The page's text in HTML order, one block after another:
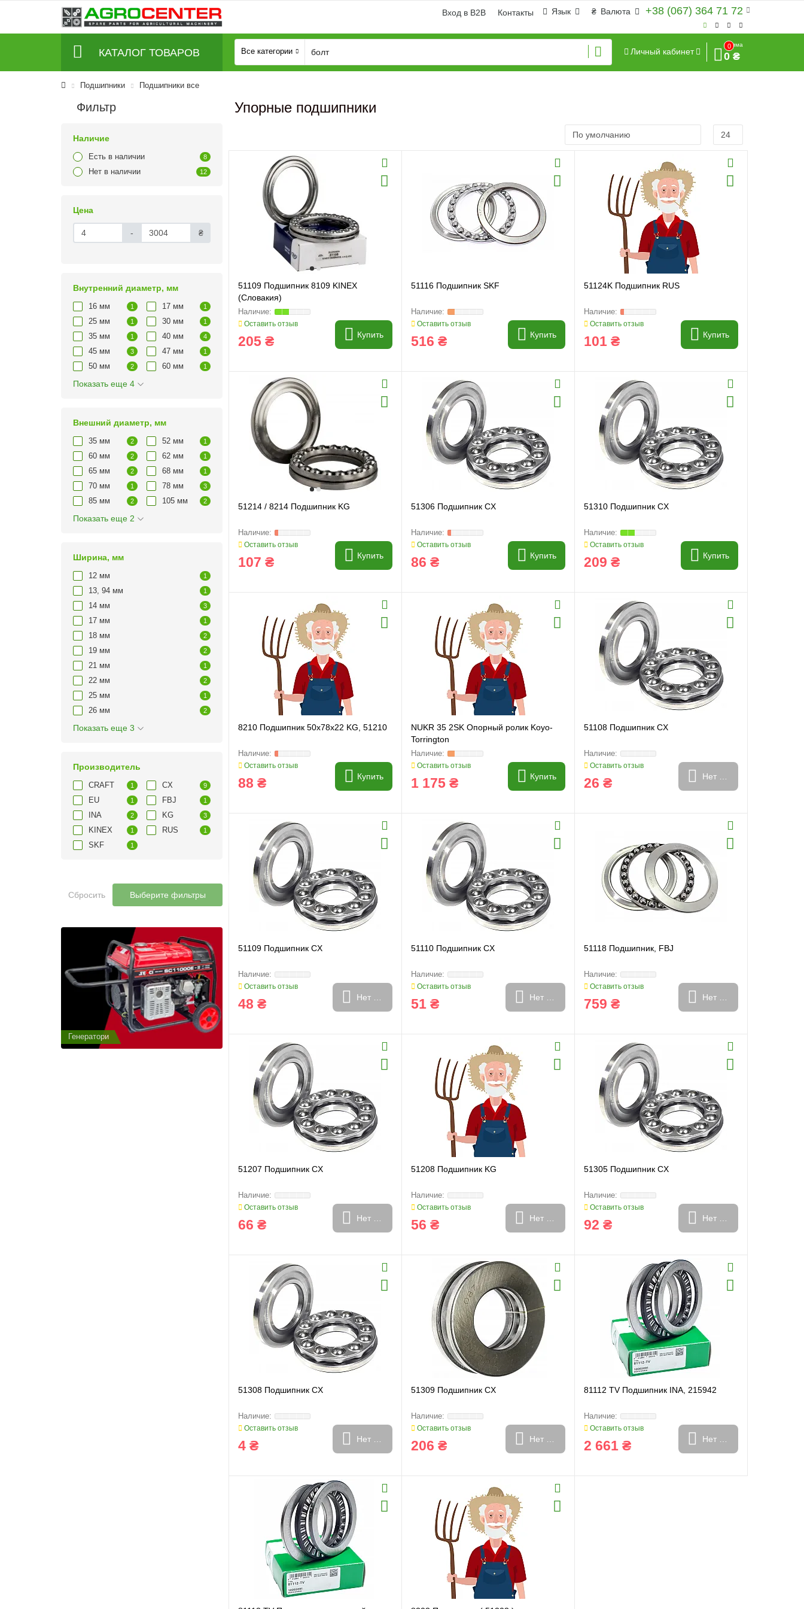
+38 (067) 364 71 72
₴ Валюта
Язык
Вход в B2B Контакты
КАТАЛОГ ТОВАРОВ Все категории Личный кабинет
0
Сумма
0 ₴
Подшипники Подшипники все
Фильтр
Наличие
Есть в наличии 8
Нет в наличии 12
Цена
- ₴
Внутренний диаметр, мм
16 мм 1 17 мм 1
25 мм 1 30 мм 1
35 мм 1 40 мм 4
45 мм 3 47 мм 1
50 мм 2 60 мм 1
Показать еще 4
Внешний диаметр, мм
35 мм 2 52 мм 1
60 мм 2 62 мм 1
65 мм 2 68 мм 1
70 мм 1 78 мм 3
85 мм 2 105 мм 2
Показать еще 2
Ширина, мм
12 мм 1
13, 94 мм 1
14 мм 3
17 мм 1
18 мм 2
19 мм 2
21 мм 1
22 мм 2
25 мм 1
26 мм 2
Показать еще 3
Производитель
CRAFT 1 CX 9
EU 1 FBJ 1
INA 2 KG 3
KINEX 1 RUS 1
SKF 1
Сбросить Выберите фильтры
Генератори
Упорные подшипники
51109 Подшипник 8109 KINEX
(Словакия)
Оставить отзыв
205 ₴ Купить
51116 Подшипник SKF
Оставить отзыв
516 ₴ Купить
51124K Подшипник RUS
Оставить отзыв
101 ₴ Купить
51214 / 8214 Подшипник KG
Оставить отзыв
107 ₴ Купить
51306 Подшипник CX
Оставить отзыв
86 ₴ Купить
51310 Подшипник CX
Оставить отзыв
209 ₴ Купить
8210 Подшипник 50x78x22 KG, 51210
Оставить отзыв
88 ₴ Купить
NUKR 35 2SK Опорный ролик Koyo-
Torrington
Оставить отзыв
1 175 ₴ Купить
51108 Подшипник CX
Оставить отзыв
26 ₴ Нет в наличии
51109 Подшипник CX
Оставить отзыв
48 ₴ Нет в наличии
51110 Подшипник CX
Оставить отзыв
51 ₴ Нет в наличии
51118 Подшипник, FBJ
Оставить отзыв
759 ₴ Нет в наличии
51207 Подшипник CX
Оставить отзыв
66 ₴ Нет в наличии
51208 Подшипник KG
Оставить отзыв
56 ₴ Нет в наличии
51305 Подшипник CX
Оставить отзыв
92 ₴ Нет в наличии
51308 Подшипник CX
Оставить отзыв
4 ₴ Нет в наличии
51309 Подшипник CX
Оставить отзыв
206 ₴ Нет в наличии
81112 TV Подшипник INA, 215942
Оставить отзыв
2 661 ₴ Нет в наличии